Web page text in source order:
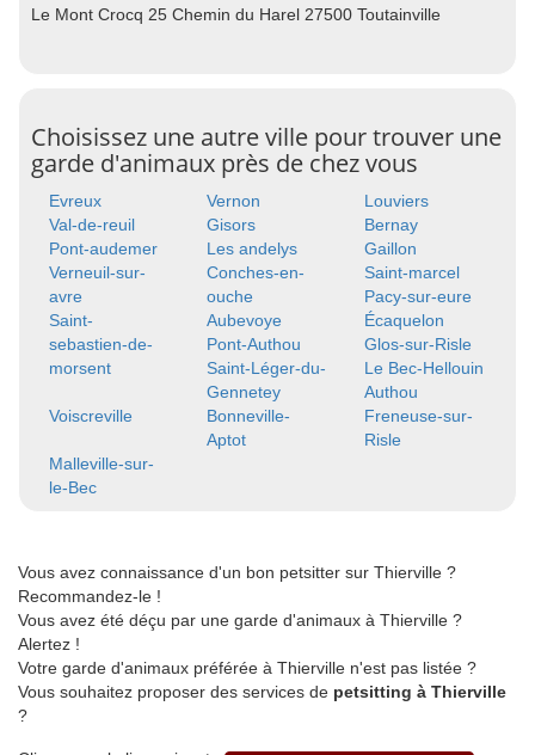
Le Mont Crocq 25 Chemin du Harel 27500 Toutainville
Choisissez une autre ville pour trouver une
garde d'animaux près de chez vous
Evreux Vernon
Louviers
Val-de-reuil
Gisors
Bernay
Pont-audemer
Les andelys
Gaillon
Verneuil-sur-
avre
Conches-en-
ouche
Saint-marcel
Pacy-sur-eure
Saint-
sebastien-de-
morsent
Aubevoye
Écaquelon
Pont-Authou
Glos-sur-Risle
Saint-Léger-du-
Gennetey
Le Bec-Hellouin
Authou
Voiscreville
Bonneville-
Aptot
Freneuse-sur-
Risle
Malleville-sur-
le-Bec
Vous avez connaissance d'un bon petsitter sur Thierville ?
Recommandez-le !
Vous avez été déçu par une garde d'animaux à Thierville ?
Alertez !
Votre garde d'animaux préférée à Thierville n'est pas listée ?
Vous souhaitez proposer des services de petsitting à Thierville
?